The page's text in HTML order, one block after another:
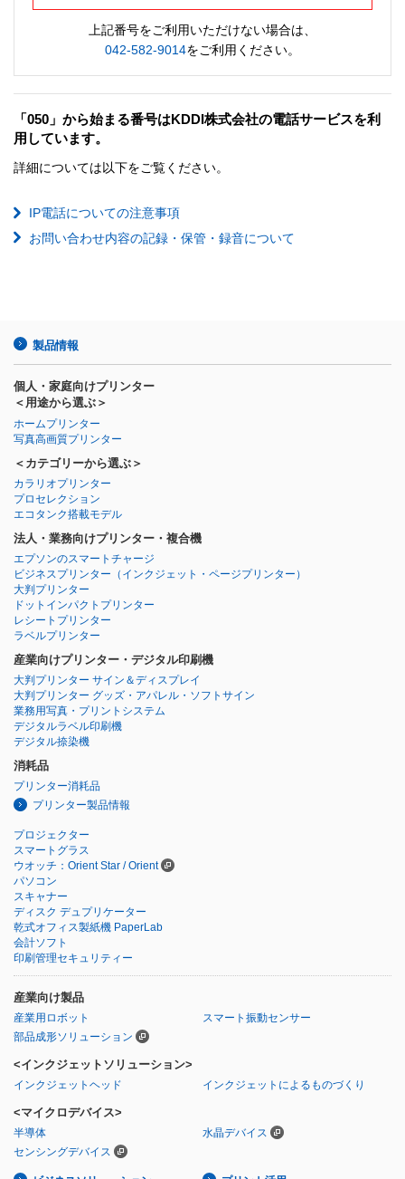
上記番号をご利用いただけない場合は、
042-582-9014をご利用ください。
「050」から始まる番号はKDDI株式会社の電話サービスを利
用しています。
詳細については以下をご覧ください。
IP電話についての注意事項
お問い合わせ内容の記録・保管・録音について
製品情報
個人・家庭向けプリンター
＜用途から選ぶ＞
ホームプリンター
写真高画質プリンター
＜カテゴリーから選ぶ＞
カラリオプリンター
プロセレクション
エコタンク搭載モデル
法人・業務向けプリンター・複合機
エプソンのスマートチャージ
ビジネスプリンター （インクジェット・ページプリンター）
大判プリンター
ドットインパクトプリンター
レシートプリンター
ラベルプリンター
産業向けプリンター・デジタル印刷機
大判プリンター サイン＆ディスプレイ
大判プリンター グッズ・アパレル・ソフトサイン
業務用写真・プリントシステム
デジタルラベル印刷機
デジタル捺染機
消耗品
プリンター消耗品
プリンター製品情報
プロジェクター
スマートグラス
ウオッチ：Orient Star / Orient
パソコン
スキャナー
ディスク デュプリケーター
乾式オフィス製紙機 PaperLab
会計ソフト
印刷管理セキュリティー
産業向け製品
産業用ロボット
スマート振動センサー
部品成形ソリューション
<インクジェットソリューション>
インクジェットヘッド インクジェットによるものづくり
<マイクロデバイス>
半導体
水晶デバイス
センシングデバイス